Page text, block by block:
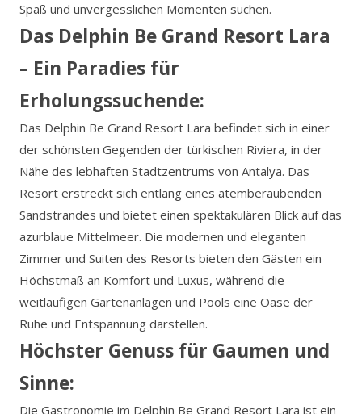
Spaß und unvergesslichen Momenten suchen.
Das Delphin Be Grand Resort Lara
– Ein Paradies für
Erholungssuchende:
Das Delphin Be Grand Resort Lara befindet sich in einer
der schönsten Gegenden der türkischen Riviera, in der
Nähe des lebhaften Stadtzentrums von Antalya. Das
Resort erstreckt sich entlang eines atemberaubenden
Sandstrandes und bietet einen spektakulären Blick auf das
azurblaue Mittelmeer. Die modernen und eleganten
Zimmer und Suiten des Resorts bieten den Gästen ein
Höchstmaß an Komfort und Luxus, während die
weitläufigen Gartenanlagen und Pools eine Oase der
Ruhe und Entspannung darstellen.
Höchster Genuss für Gaumen und
Sinne:
Die Gastronomie im Delphin Be Grand Resort Lara ist ein